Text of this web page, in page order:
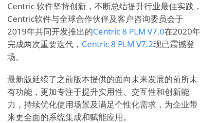
Centric 软件坚持创新，不断总结提升行业最佳实践，
Centric软件与全球合作伙伴及客户咨询委员会于
2019年共同开发推出的Centric 8 PLM V7.0在2020年
完成两次重要迭代， Centric 8 PLM V7.2现已震撼登
场。
最新版延续了之前版本提供的面向未来发展的前所未
有功能，更加专注于提升实用性、交互性和创新能
力，持续优化使用场景及满足个性化需求，为企业带
来更全面的系统集成和赋能应用。